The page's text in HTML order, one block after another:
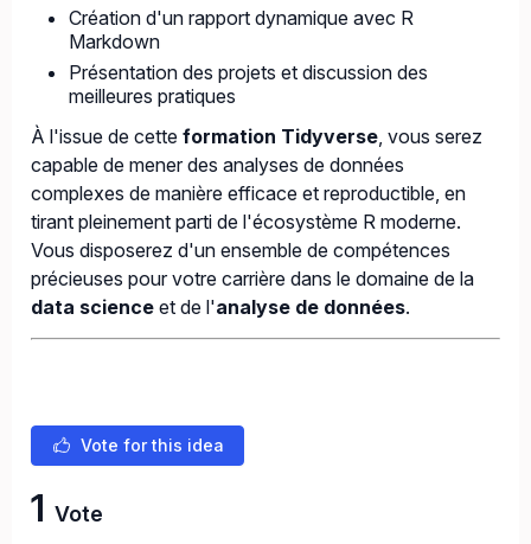
Création d'un rapport dynamique avec R
Markdown
Présentation des projets et discussion des
meilleures pratiques
À l'issue de cette formation Tidyverse, vous serez
capable de mener des analyses de données
complexes de manière efficace et reproductible, en
tirant pleinement parti de l'écosystème R moderne.
Vous disposerez d'un ensemble de compétences
précieuses pour votre carrière dans le domaine de la
data science et de l'analyse de données.
Vote for this idea
1 Vote